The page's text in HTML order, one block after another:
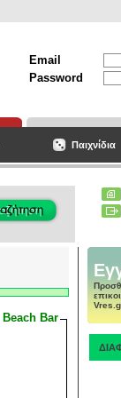
Email
Password
Παιχνίδια
Beach Bar